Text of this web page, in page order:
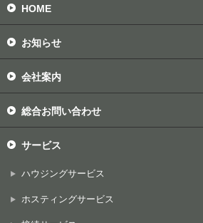
HOME
お知らせ
会社案内
総合お問い合わせ
サービス
ハウジングサービス
ホスティングサービス